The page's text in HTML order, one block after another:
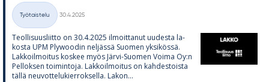
Kategoriat
Työtaistelu
30.4.2025
Teol­li­suus­liitto on 30.4.2025 il­moit­ta­nut uu­desta la­
kosta UPM Plywoo­din nel­jässä Suo­men yk­si­kössä.
Lak­koil­moi­tus kos­kee myös Järvi-Suo­men Voima Oy:n
Pel­lok­sen toi­min­toja. Lak­koil­moi­tus on kah­des­toista
tällä neu­vot­te­lu­kier­rok­sella. La­kon...